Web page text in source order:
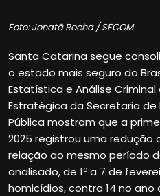
Foto: Jonatã Rocha / SECOM
Santa Catarina segue
o estado mais seguro do
Estatística e Análise
Estratégica da Secretaria de
Pública mostram que a
2025 registrou uma redução
relação ao mesmo período
analisado, de 1º a 7 de
homicídios, contra 14 no ano